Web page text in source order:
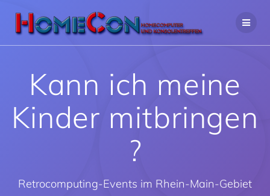
Inhalt
springen
Kann ich meine
Kinder mitbringen
?
Retrocomputing-Events im Rhein-Main-Gebiet